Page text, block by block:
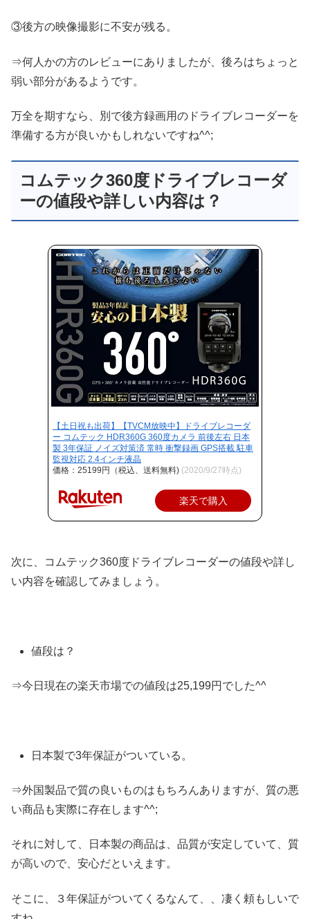
③後方の映像撮影に不安が残る。
⇒何人かの方のレビューにありましたが、後ろはちょっと
弱い部分があるようです。
万全を期すなら、別で後方録画用のドライブレコーダーを
準備する方が良いかもしれないですね^^;
コムテック360度ドライブレコーダ
ーの値段や詳しい内容は？
【土日祝も出荷】【TVCM放映中】ドライブレコーダ
ー コムテック HDR360G 360度カメラ 前後左右 日本
製 3年保証 ノイズ対策済 常時 衝撃録画 GPS搭載 駐車
監視対応 2.4インチ液晶
価格：25199円（税込、送料無料) (2020/9/27時点)
楽天で購入
次に、コムテック360度ドライブレコーダーの値段や詳し
い内容を確認してみましょう。
値段は？
⇒今日現在の楽天市場での値段は25,199円でした^^
日本製で3年保証がついている。
⇒外国製品で質の良いものはもちろんありますが、質の悪
い商品も実際に存在します^^;
それに対して、日本製の商品は、品質が安定していて、質
が高いので、安心だといえます。
そこに、３年保証がついてくるなんて、、凄く頼もしいで